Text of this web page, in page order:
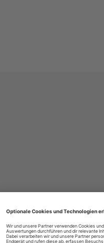
Privatsphäre-Einstellungen